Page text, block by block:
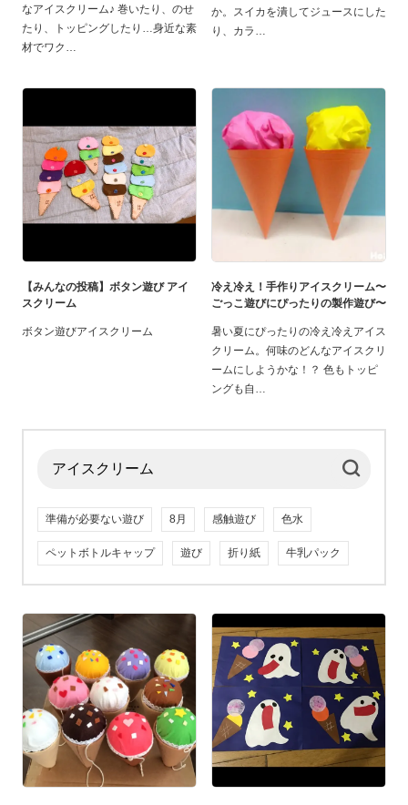
なアイスクリーム♪ 巻いたり、のせ
たり、トッピングしたり…身近な素
材でワク
か。スイカを潰してジュースにした
り、カラ
【みんなの投稿】ボタン遊び アイ
スクリーム
ボタン遊びアイスクリーム
冷え冷え！手作りアイスクリーム〜
ごっこ遊びにぴったりの製作遊び〜
暑い夏にぴったりの冷え冷えアイス
クリーム。何味のどんなアイスクリ
ームにしようかな！？ 色もトッピ
ングも自
準備が必要ない遊び 8月 感触遊び 色水
ペットボトルキャップ 遊び 折り紙 牛乳パック